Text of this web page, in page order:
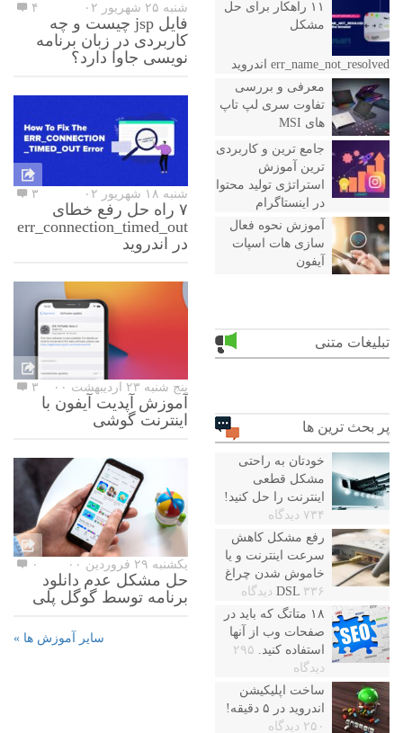
۱۱ راهکار برای حل
مشکل
err_name_not_resolved اندروید
معرفی و بررسی
تفاوت سری لپ تاپ
های MSI
جامع ترین و کاربردی
ترین آموزش
استراتژی تولید محتوا
در اینستاگرام
آموزش نحوه فعال
سازی هات اسپات
آیفون
تبلیغات متنی
پر بحث ترین ها
خودتان به راحتی
مشکل قطعی
اینترنت را حل کنید!
۷۳۴ دیدگاه
رفع مشکل کاهش
سرعت اینترنت و یا
خاموش شدن چراغ
DSL ۳۳۶ دیدگاه
۱۸ متاتگ که باید در
صفحات وب از آنها
استفاده کنید. ۲۹۵
دیدگاه
ساخت اپلیکیشن
اندروید در ۵ دقیقه!
۲۵۰ دیدگاه
شنبه ۲۵ شهریور ۰۲ ۴
فایل jsp چیست و چه
کاربردی در زبان برنامه
نویسی جاوا دارد؟
شنبه ۱۸ شهریور ۰۲ ۳
۷ راه حل رفع خطای
err_connection_timed_out
در اندروید
پنج شنبه ۲۳ اردیبهشت ۰۰ ۳
آموزش آپدیت آیفون با
اینترنت گوشی
یکشنبه ۲۹ فروردین ۰۰ ۰
حل مشکل عدم دانلود
برنامه توسط گوگل پلی
سایر آموزش ها »